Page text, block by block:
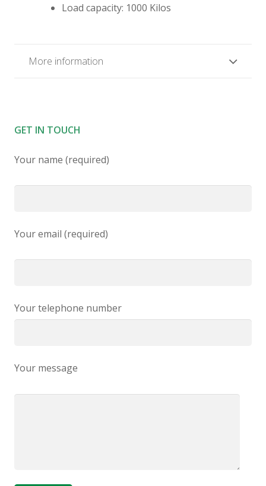
Load capacity: 1000 Kilos
More information
GET IN TOUCH
Your name (required)
Your email (required)
Your telephone number
Your message